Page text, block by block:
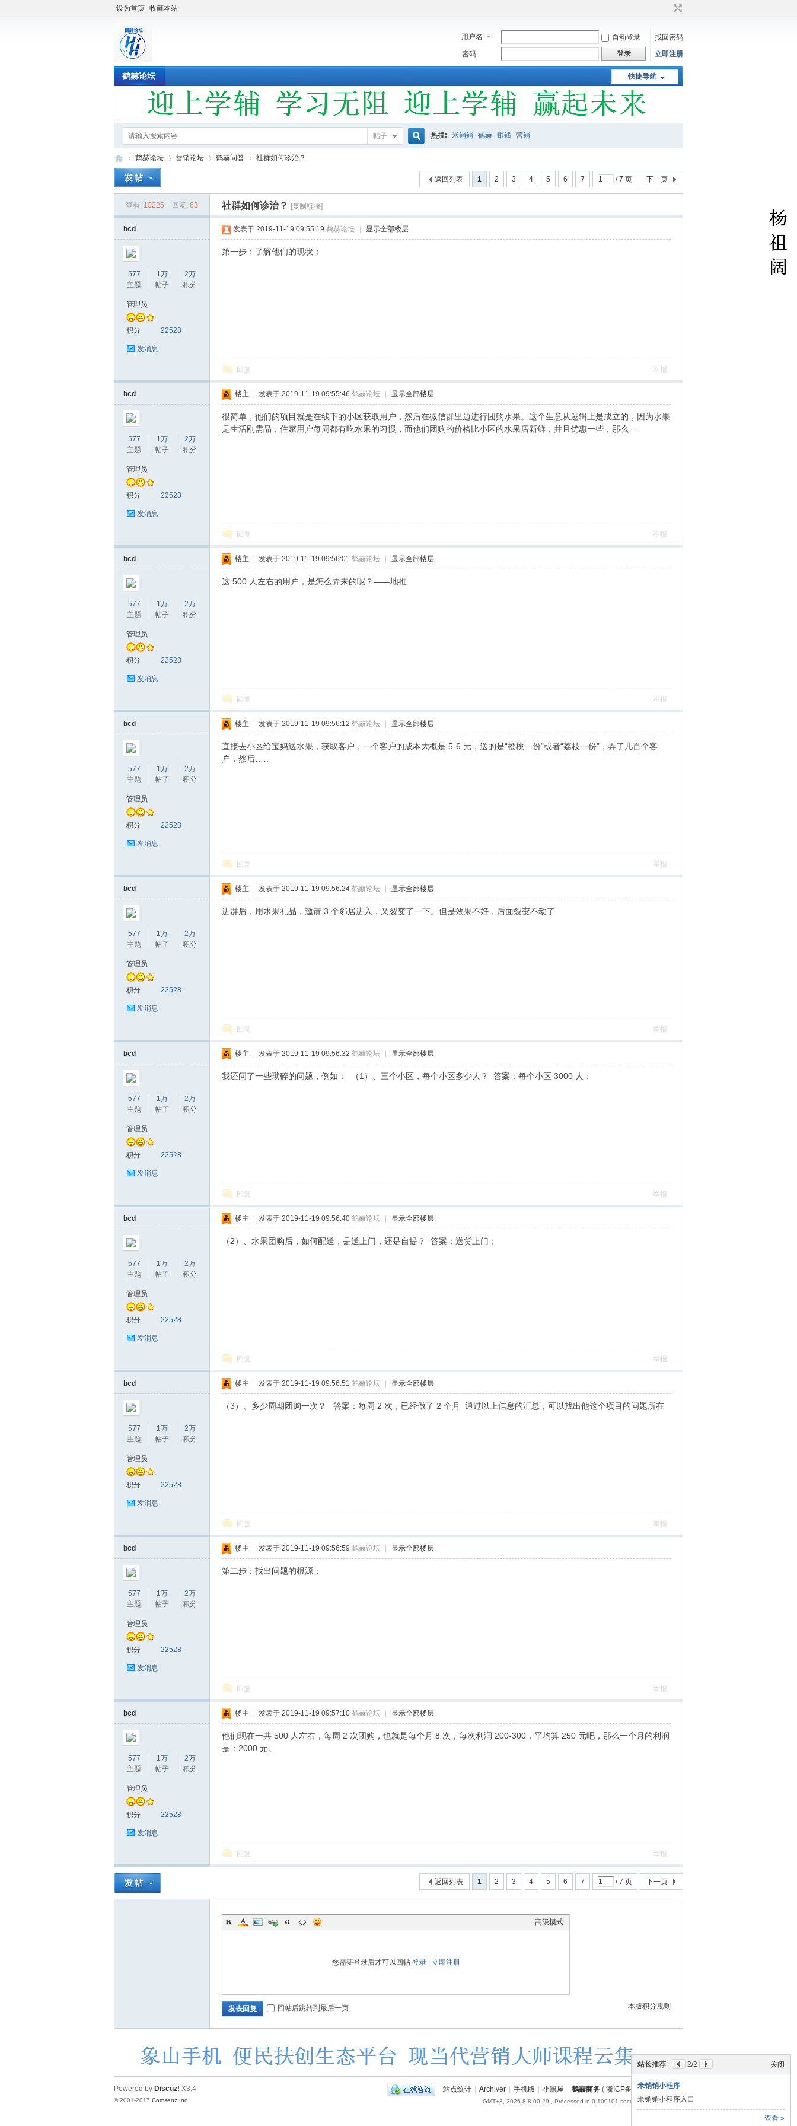
设为首页 收藏本站
用户名 自动登录
找回密码
密码
登录 立即注册
快捷导航
鹤赫论坛
帖子 热搜: 米销销 鹤赫 赚钱 营销
»
鹤赫论坛 营销论坛 鹤赫问答
›
社群如何诊治？
1 2 3 4 5 6 7 / 7 页 下一页
返回列表
查看: 10225 回复: 63 社群如何诊治？ [复制链接]
bcd
577
主题
1万
帖子
2万
积分
管理员
积分 22528
发消息
发表于 2019-11-19 09:55:19 鹤赫论坛 显示全部楼层
第一步：了解他们的现状；
回复 举报
bcd
577
主题
1万
帖子
2万
积分
管理员
积分 22528
发消息
楼主 发表于 2019-11-19 09:55:46 鹤赫论坛 显示全部楼层
很简单，他们的项目就是在线下的小区获取用户，然后在微信群里边进行团购水果。这个生意从逻辑上是成立的，因为水果
是生活刚需品，住家用户每周都有吃水果的习惯，而他们团购的价格比小区的水果店新鲜，并且优惠一些，那么····
回复 举报
bcd
577
主题
1万
帖子
2万
积分
管理员
积分 22528
发消息
楼主 发表于 2019-11-19 09:56:01 鹤赫论坛 显示全部楼层
这 500 人左右的用户，是怎么弄来的呢？——地推
回复 举报
bcd
577
主题
1万
帖子
2万
积分
管理员
积分 22528
发消息
楼主 发表于 2019-11-19 09:56:12 鹤赫论坛 显示全部楼层
直接去小区给宝妈送水果，获取客户，一个客户的成本大概是 5-6 元，送的是“樱桃一份”或者“荔枝一份”，弄了几百个客
户，然后……
回复 举报
bcd
577
主题
1万
帖子
2万
积分
管理员
积分 22528
发消息
楼主 发表于 2019-11-19 09:56:24 鹤赫论坛 显示全部楼层
进群后，用水果礼品，邀请 3 个邻居进入，又裂变了一下。但是效果不好，后面裂变不动了
回复 举报
bcd
577
主题
1万
帖子
2万
积分
管理员
积分 22528
发消息
楼主 发表于 2019-11-19 09:56:32 鹤赫论坛 显示全部楼层
我还问了一些琐碎的问题，例如： （1）、三个小区，每个小区多少人？ 答案：每个小区 3000 人；
回复 举报
bcd
577
主题
1万
帖子
2万
积分
管理员
积分 22528
发消息
楼主 发表于 2019-11-19 09:56:40 鹤赫论坛 显示全部楼层
（2）、水果团购后，如何配送，是送上门，还是自提？ 答案：送货上门；
回复 举报
bcd
577
主题
1万
帖子
2万
积分
管理员
积分 22528
发消息
楼主 发表于 2019-11-19 09:56:51 鹤赫论坛 显示全部楼层
（3）、多少周期团购一次？ 答案：每周 2 次，已经做了 2 个月 通过以上信息的汇总，可以找出他这个项目的问题所在
回复 举报
bcd
577
主题
1万
帖子
2万
积分
管理员
积分 22528
发消息
楼主 发表于 2019-11-19 09:56:59 鹤赫论坛 显示全部楼层
第二步：找出问题的根源；
回复 举报
bcd
577
主题
1万
帖子
2万
积分
管理员
积分 22528
发消息
楼主 发表于 2019-11-19 09:57:10 鹤赫论坛 显示全部楼层
他们现在一共 500 人左右，每周 2 次团购，也就是每个月 8 次，每次利润 200-300，平均算 250 元吧，那么一个月的利润
是：2000 元。
回复 举报
1 2 3 4 5 6 7 / 7 页 下一页
返回列表
高级模式
您需要登录后才可以回帖 登录| 立即注册
本版积分规则
发表回复 回帖后跳转到最后一页
关闭
站长推荐 2/2
米销销小程序
米销销小程序入口
查看 »
| 站点统计 | Archiver | 手机版 | 小黑屋 | 鹤赫商务 ( 浙ICP备18054110号-1)
GMT+8, 2026-8-8 00:29 , Processed in 0.100101 second(s), 19 queries .
Powered by Discuz! X3.4
© 2001-2017 Comsenz Inc.